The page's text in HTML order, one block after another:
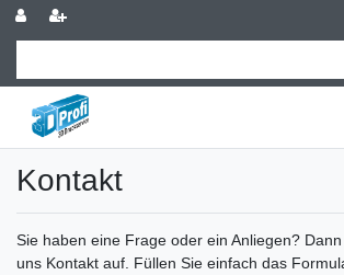
Kontakt
Sie haben eine Frage oder ein Anliegen?
uns Kontakt auf. Füllen Sie einfach das